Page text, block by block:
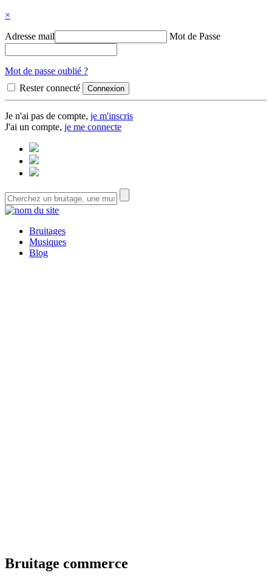
×
Adresse mail Mot de Passe
Mot de passe oublié ?
Rester connecté
Je n'ai pas de compte, je m'inscris
J'ai un compte, je me connecte
Bruitages
Musiques
Blog
Bruitage commerce